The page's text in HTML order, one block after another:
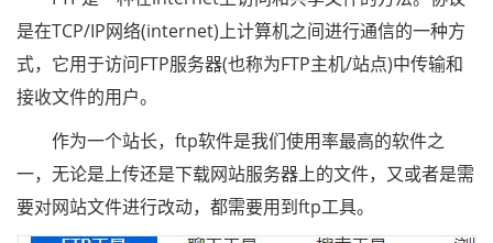
是在TCP/IP网络(internet)上计算机之间进行通信的一种方
式，它用于访问FTP服务器(也称为FTP主机/站点)中传输和
接收文件的用户。
作为一个站长，ftp软件是我们使用率最高的软件之
一，无论是上传还是下载网站服务器上的文件，又或者是需
要对网站文件进行改动，都需要用到ftp工具。